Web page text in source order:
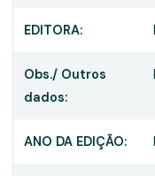
EDITORA:
Obs./ Outros
dados:
ANO DA EDIÇÃO: